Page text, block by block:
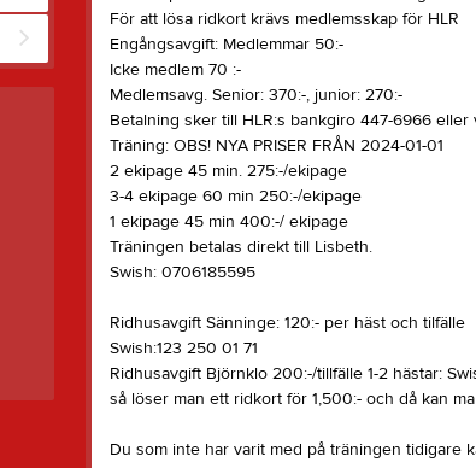
För att lösa ridkort krävs medlemsskap för HLR
Engångsavgift: Medlemmar 50:-
Icke medlem 70 :-
Medlemsavg. Senior: 370:-, junior: 270:-
Betalning sker till HLR:s bankgiro 447-6966 eller
Träning: OBS! NYA PRISER FRÅN 2024-01-01
2 ekipage 45 min. 275:-/ekipage
3-4 ekipage 60 min 250:-/ekipage
1 ekipage 45 min 400:-/ ekipage
Träningen betalas direkt till Lisbeth.
Swish: 0706185595
Ridhusavgift Sänninge: 120:- per häst och tilfälle
Swish:123 250 01 71
Ridhusavgift Björnklo 200:-/tillfälle 1-2 hästar:
så löser man ett ridkort för 1,500:- och då kan
Du som inte har varit med på träningen tidigare